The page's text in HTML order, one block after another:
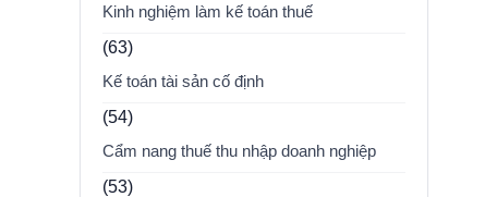
Kinh nghiệm làm kế toán thuế
(63)
Kế toán tài sản cố định
(54)
Cẩm nang thuế thu nhập doanh nghiệp
(53)